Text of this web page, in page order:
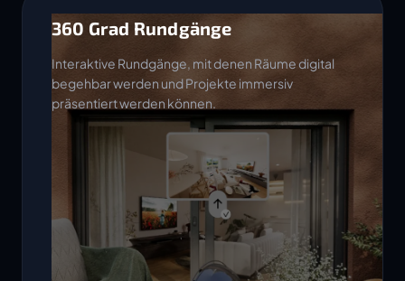
360 Grad Rundgänge
Interaktive Rundgänge, mit denen Räume digital
begehbar werden und Projekte immersiv
präsentiert werden können.